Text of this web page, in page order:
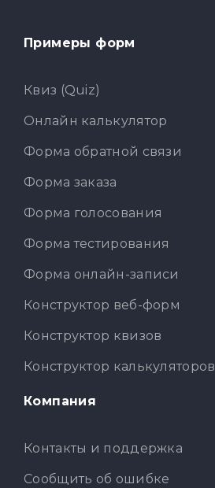
Примеры форм
Квиз (Quiz)
Онлайн калькулятор
Форма обратной связи
Форма заказа
Форма голосования
Форма тестирования
Форма онлайн-записи
Конструктор веб-форм
Конструктор квизов
Конструктор калькуляторов
Компания
Контакты и поддержка
Сообщить об ошибке